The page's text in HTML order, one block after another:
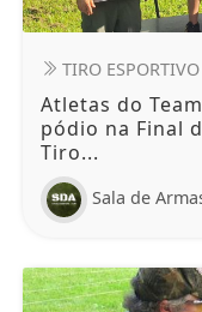
TIRO ESPORTIVO
Atletas do
pódio na Final
Tiro...
Sala de